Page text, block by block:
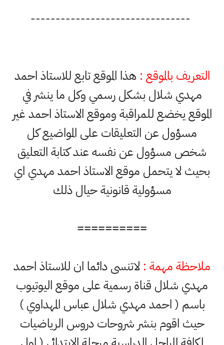
--------------------------------
التعريف بالموقع : هذا الموقع تابع للاستاذ احمد
مهدي شلال بشكل رسمي وكل ما ينشر في
الموقع يخضع للمراقبة وموقع الاستاذ احمد غير
مسؤول عن التعليقات على المواضيع كل
شخص مسؤول عن نفسه عند كتابة التعليق
بحيث لا يتحمل موقع الاستاذ احمد مهدي اي
مسؤولية قانونية حيال ذلك
==========
ملاحظة مهمة : لاتنسى دائما ان للاستاذ احمد
مهدي شلال قناة رسمية على موقع اليوتيوب
باسم ( احمد مهدي شلال عباس المهداوي )
حيث اقوم بنشر شروحات دروس الرياضيات